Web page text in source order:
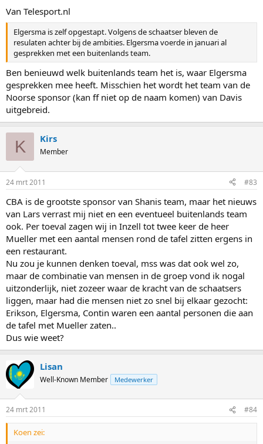
Van Telesport.nl
Elgersma is zelf opgestapt. Volgens de schaatser bleven de
resulaten achter bij de ambities. Elgersma voerde in januari al
gesprekken met een buitenlands team.
Ben benieuwd welk buitenlands team het is, waar Elgersma
gesprekken mee heeft. Misschien het wordt het team van de
Noorse sponsor (kan ff niet op de naam komen) van Davis
uitgebreid.
K Kirs
Member
24 mrt 2011 #83
CBA is de grootste sponsor van Shanis team, maar het nieuws
van Lars verrast mij niet en een eventueel buitenlands team
ook. Per toeval zagen wij in Inzell tot twee keer de heer
Mueller met een aantal mensen rond de tafel zitten ergens in
een restaurant.
Nu zou je kunnen denken toeval, mss was dat ook wel zo,
maar de combinatie van mensen in de groep vond ik nogal
uitzonderlijk, niet zozeer waar de kracht van de schaatsers
liggen, maar had die mensen niet zo snel bij elkaar gezocht:
Erikson, Elgersma, Contin waren een aantal personen die aan
de tafel met Mueller zaten..
Dus wie weet?
Lisan
Well-Known Member Medewerker
24 mrt 2011 #84
Koen zei: